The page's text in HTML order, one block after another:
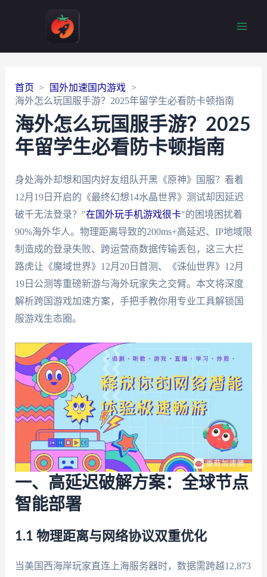
首页
国外加速国内游戏
海外怎么玩国服手游？2025年留学生必看防卡顿指南
海外怎么玩国服手游？2025
年留学生必看防卡顿指南
身处海外却想和国内好友组队开黑《原神》国服？看着
12月19日开启的《最终幻想14水晶世界》测试却因延迟
破千无法登录？"在国外玩手机游戏很卡"的困境困扰着
90%海外华人。物理距离导致的200ms+高延迟、IP地域限
制造成的登录失败、跨运营商数据传输丢包，这三大拦
路虎让《魔域世界》12月20日首测、《诛仙世界》12月
19日公测等重磅新游与海外玩家失之交臂。本文将深度
解析跨国游戏加速方案，手把手教你用专业工具解锁国
服游戏生态圈。
一、高延迟破解方案：全球节点
智能部署
1.1 物理距离与网络协议双重优化
当美国西海岸玩家直连上海服务器时，数据需跨越12,873